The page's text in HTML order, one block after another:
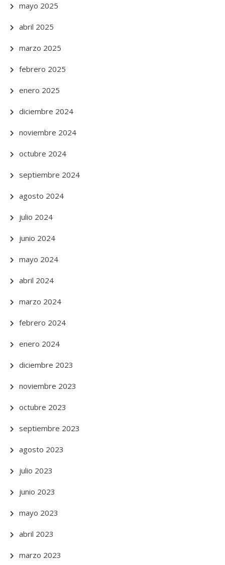
mayo 2025
abril 2025
marzo 2025
febrero 2025
enero 2025
diciembre 2024
noviembre 2024
octubre 2024
septiembre 2024
agosto 2024
julio 2024
junio 2024
mayo 2024
abril 2024
marzo 2024
febrero 2024
enero 2024
diciembre 2023
noviembre 2023
octubre 2023
septiembre 2023
agosto 2023
julio 2023
junio 2023
mayo 2023
abril 2023
marzo 2023